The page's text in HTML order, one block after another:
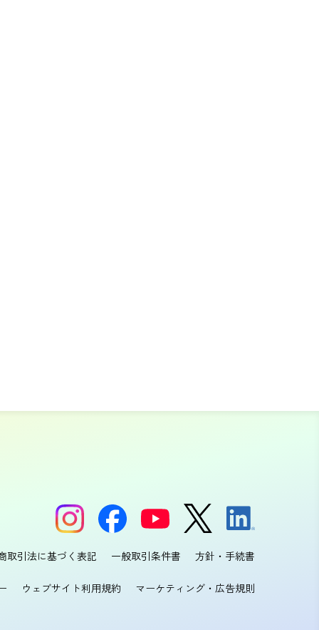
取引法に基づく表記 一般取引条件書 方針・手続書
ウェブサイト利用規約 マーケティング・広告規則